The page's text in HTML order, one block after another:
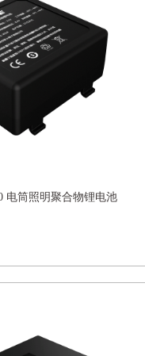
电筒照明聚合物锂电池